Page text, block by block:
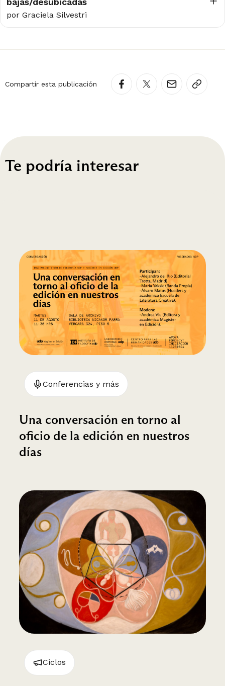
por Graciela Silvestri
Compartir esta publicación
Te podría interesar
Conferencias y más
Una conversación en torno al
oficio de la edición en nuestros
días
Ciclos